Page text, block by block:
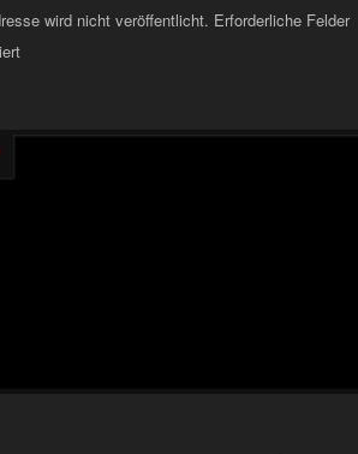
wird nicht veröffentlicht. Erforderliche Felder